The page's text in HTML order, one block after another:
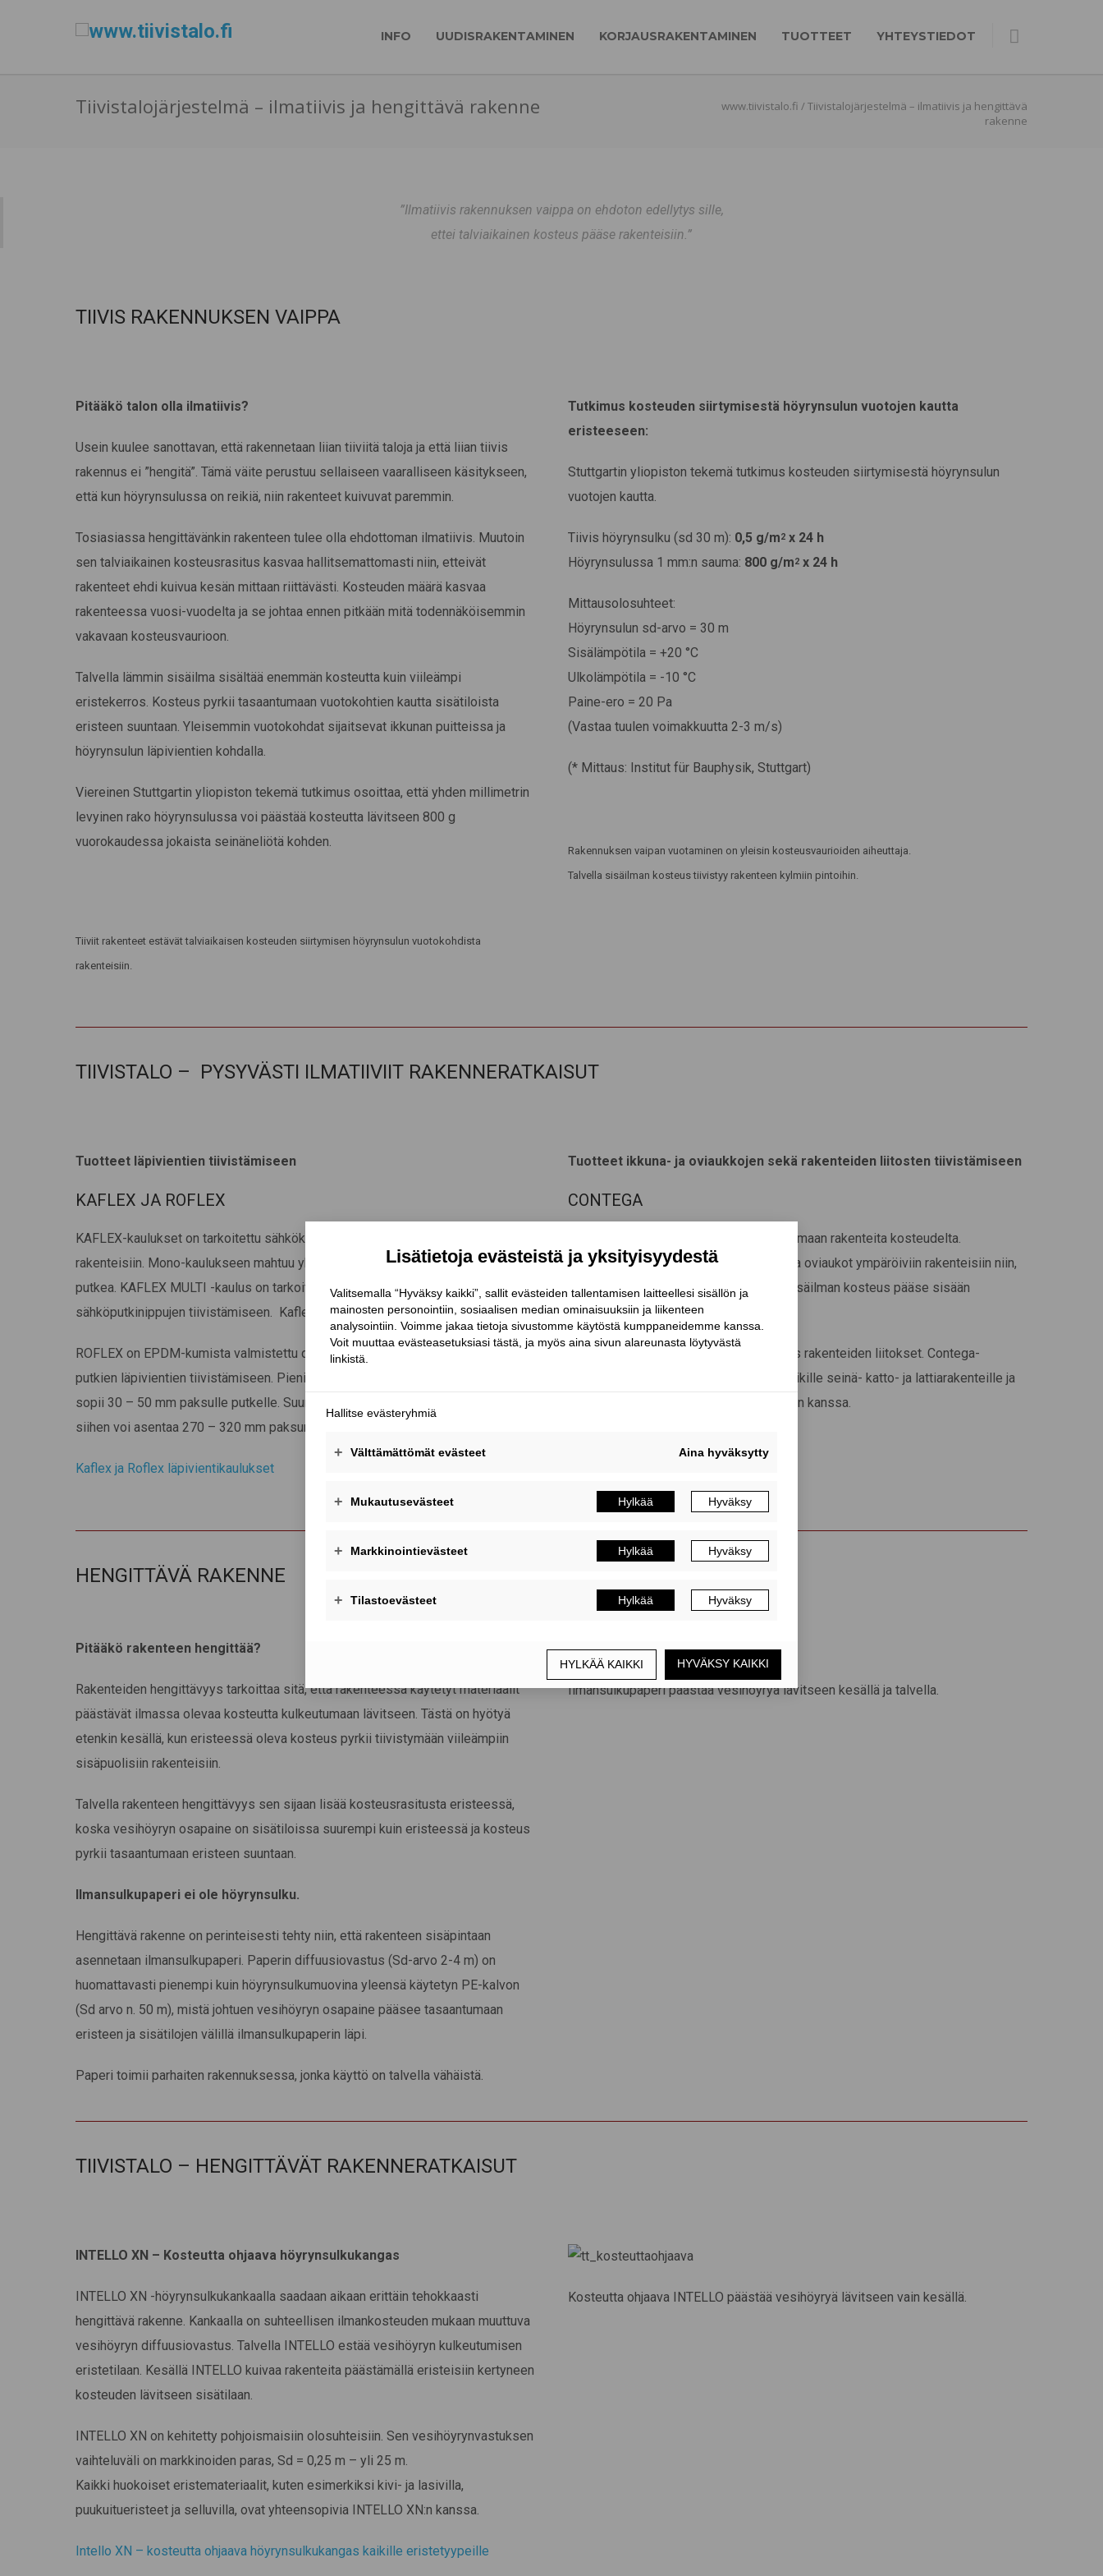
INFO UUDISRAKENTAMINEN KORJAUSRAKENTAMINEN TUOTTEET YHTEYSTIEDOT
Tiivistalojärjestelmä – ilmatiivis ja hengittävä rakenne www.tiivistalo.fi /Tiivistalojärjestelmä – ilmatiivis ja hengittävä
rakenne
”Ilmatiivis rakennuksen vaippa on ehdoton edellytys sille,
ettei talviaikainen kosteus pääse rakenteisiin.”
TIIVIS RAKENNUKSEN VAIPPA
Pitääkö talon olla ilmatiivis?
Usein kuulee sanottavan, että rakennetaan liian tiiviitä taloja ja että liian tiivis
rakennus ei ”hengitä”. Tämä väite perustuu sellaiseen vaaralliseen käsitykseen,
että kun höyrynsulussa on reikiä, niin rakenteet kuivuvat paremmin.
Tosiasiassa hengittävänkin rakenteen tulee olla ehdottoman ilmatiivis. Muutoin
sen talviaikainen kosteusrasitus kasvaa hallitsemattomasti niin, etteivät
rakenteet ehdi kuivua kesän mittaan riittävästi. Kosteuden määrä kasvaa
rakenteessa vuosi-vuodelta ja se johtaa ennen pitkään mitä todennäköisemmin
vakavaan kosteusvaurioon.
Talvella lämmin sisäilma sisältää enemmän kosteutta kuin viileämpi
eristekerros. Kosteus pyrkii tasaantumaan vuotokohtien kautta sisätiloista
eristeen suuntaan. Yleisemmin vuotokohdat sijaitsevat ikkunan puitteissa ja
höyrynsulun läpivientien kohdalla.
Viereinen Stuttgartin yliopiston tekemä tutkimus osoittaa, että yhden millimetrin
levyinen rako höyrynsulussa voi päästää kosteutta lävitseen 800 g
vuorokaudessa jokaista seinäneliötä kohden.
Tiiviit rakenteet estävät talviaikaisen kosteuden siirtymisen höyrynsulun vuotokohdista
rakenteisiin.
Tutkimus kosteuden siirtymisestä höyrynsulun vuotojen kautta
eristeeseen:
Stuttgartin yliopiston tekemä tutkimus kosteuden siirtymisestä höyrynsulun
vuotojen kautta.
Tiivis höyrynsulku (sd 30 m): 0,5 g/m2 x 24 h
Höyrynsulussa 1 mm:n sauma: 800 g/m2 x 24 h
Mittausolosuhteet:
Höyrynsulun sd-arvo = 30 m
Sisälämpötila = +20 °C
Ulkolämpötila = -10 °C
Paine-ero = 20 Pa
(Vastaa tuulen voimakkuutta 2-3 m/s)
(* Mittaus: Institut für Bauphysik, Stuttgart)
Rakennuksen vaipan vuotaminen on yleisin kosteusvaurioiden aiheuttaja.
Talvella sisäilman kosteus tiivistyy rakenteen kylmiin pintoihin.
TIIVISTALO – PYSYVÄSTI ILMATIIVIIT RAKENNERATKAISUT
Tuotteet läpivientien tiivistämiseen
KAFLEX JA ROFLEX
KAFLEX-kaulukset on tarkoitettu sähkökaapelien tiivistämiseen ympäröiviin
rakenteisiin. Mono-kaulukseen mahtuu yksi putki ja DUO-kaulukseen kaksi
putkea. KAFLEX MULTI -kaulus on tarkoitettu sähkökaapeli- ja
sähköputkinippujen tiivistämiseen. Kaflex Multiin mahtuu 16 sähkökaapelia.
ROFLEX on EPDM-kumista valmistettu diffuusiotiivis läpivientikaulus LVI-
putkien läpivientien tiivistämiseen. Pienin kaulus on läpimitaltaan 14 cm ja se
sopii 30 – 50 mm paksulle putkelle. Suurimman kauluksen halkaisija on 50 cm ja
siihen voi asentaa 270 – 320 mm paksun putken.
Kaflex ja Roflex läpivientikaulukset
Tuotteet ikkuna- ja oviaukkojen sekä rakenteiden liitosten tiivistämiseen
CONTEGA
Contega-liitosnauhat on kehitetty suojaamaan rakenteita kosteudelta.
Järjestelmän avulla tiivistetään ikkuna- ja oviaukot ympäröiviin rakenteisiin niin,
ettei sadevesi tai asumisesta johtuva sisäilman kosteus pääse sisään
seinärakenteisiin.
Contega-liitosnauhoilla tiivistetään myös rakenteiden liitokset. Contega-
liitosnauhoista löytyy sopiva ratkaisu kaikille seinä- katto- ja lattiarakenteille ja
kaikkien tavallisimpien eristemateriaalien kanssa.
HENGITTÄVÄ RAKENNE
Pitääkö rakenteen hengittää?
Rakenteiden hengittävyys tarkoittaa sitä, että rakenteessa käytetyt materiaalit
päästävät ilmassa olevaa kosteutta kulkeutumaan lävitseen. Tästä on hyötyä
etenkin kesällä, kun eristeessä oleva kosteus pyrkii tiivistymään viileämpiin
sisäpuolisiin rakenteisiin.
Talvella rakenteen hengittävyys sen sijaan lisää kosteusrasitusta eristeessä,
koska vesihöyryn osapaine on sisätiloissa suurempi kuin eristeessä ja kosteus
pyrkii tasaantumaan eristeen suuntaan.
Ilmansulkupaperi ei ole höyrynsulku.
Hengittävä rakenne on perinteisesti tehty niin, että rakenteen sisäpintaan
asennetaan ilmansulkupaperi. Paperin diffuusiovastus (Sd-arvo 2-4 m) on
huomattavasti pienempi kuin höyrynsulkumuovina yleensä käytetyn PE-kalvon
(Sd arvo n. 50 m), mistä johtuen vesihöyryn osapaine pääsee tasaantumaan
eristeen ja sisätilojen välillä ilmansulkupaperin läpi.
Paperi toimii parhaiten rakennuksessa, jonka käyttö on talvella vähäistä.
Ilmansulkupaperi päästää vesihöyryä lävitseen kesällä ja talvella.
TIIVISTALO – HENGITTÄVÄT RAKENNERATKAISUT
INTELLO XN – Kosteutta ohjaava höyrynsulkukangas
INTELLO XN -höyrynsulkukankaalla saadaan aikaan erittäin tehokkaasti
hengittävä rakenne. Kankaalla on suhteellisen ilmankosteuden mukaan muuttuva
vesihöyryn diffuusiovastus. Talvella INTELLO estää vesihöyryn kulkeutumisen
eristetilaan. Kesällä INTELLO kuivaa rakenteita päästämällä eristeisiin kertyneen
kosteuden lävitseen sisätilaan.
INTELLO XN on kehitetty pohjoismaisiin olosuhteisiin. Sen vesihöyrynvastuksen
vaihteluväli on markkinoiden paras, Sd = 0,25 m – yli 25 m.
Kaikki huokoiset eristemateriaalit, kuten esimerkiksi kivi- ja lasivilla,
puukuitueristeet ja selluvilla, ovat yhteensopivia INTELLO XN:n kanssa.
Intello XN – kosteutta ohjaava höyrynsulkukangas kaikille eristetyypeille
Kosteutta ohjaava INTELLO päästää vesihöyryä lävitseen vain kesällä.